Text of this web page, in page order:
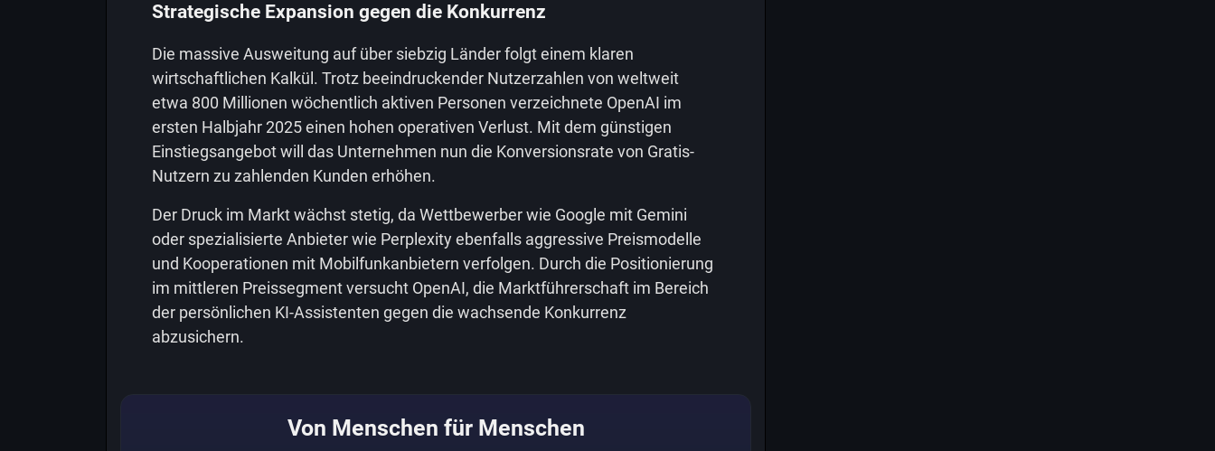
Strategische Expansion gegen die Konkurrenz
Die massive Ausweitung auf über siebzig Länder folgt einem klaren
wirtschaftlichen Kalkül. Trotz beeindruckender Nutzerzahlen von weltweit
etwa 800 Millionen wöchentlich aktiven Personen verzeichnete OpenAI im
ersten Halbjahr 2025 einen hohen operativen Verlust. Mit dem günstigen
Einstiegsangebot will das Unternehmen nun die Konversionsrate von Gratis-
Nutzern zu zahlenden Kunden erhöhen.
Der Druck im Markt wächst stetig, da Wettbewerber wie Google mit Gemini
oder spezialisierte Anbieter wie Perplexity ebenfalls aggressive Preismodelle
und Kooperationen mit Mobilfunkanbietern verfolgen. Durch die Positionierung
im mittleren Preissegment versucht OpenAI, die Marktführerschaft im Bereich
der persönlichen KI-Assistenten gegen die wachsende Konkurrenz
abzusichern.
Von Menschen für Menschen